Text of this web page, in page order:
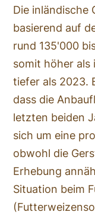
Die inländische
basierend auf
rund 135'000
somit höher als
tiefer als 2023.
dass die
letzten beiden
sich um eine
obwohl die
Erhebung
Situation beim